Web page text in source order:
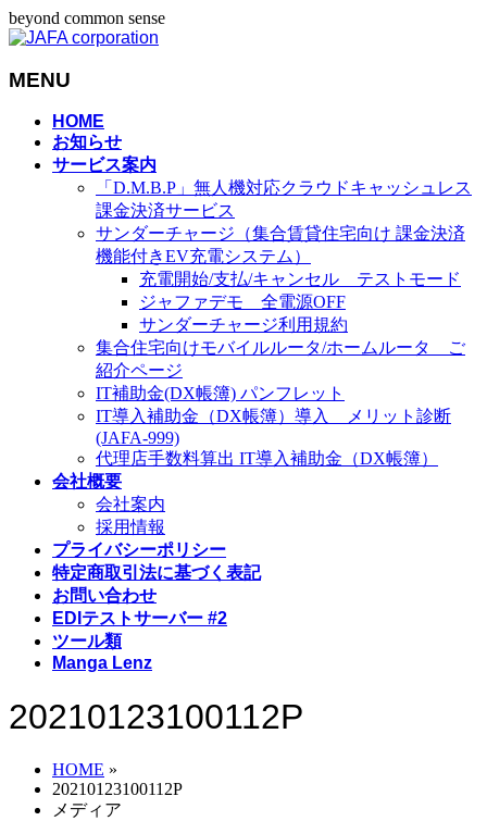
beyond common sense
MENU
HOME
お知らせ
サービス案内
「D.M.B.P」無人機対応クラウドキャッシュレス
課金決済サービス
サンダーチャージ（集合賃貸住宅向け 課金決済
機能付きEV充電システム）
充電開始/支払/キャンセル テストモード
ジャファデモ 全電源OFF
サンダーチャージ利用規約
集合住宅向けモバイルルータ/ホームルータ ご
紹介ページ
IT補助金(DX帳簿) パンフレット
IT導入補助金（DX帳簿）導入 メリット診断
(JAFA-999)
代理店手数料算出 IT導入補助金（DX帳簿）
会社概要
会社案内
採用情報
プライバシーポリシー
特定商取引法に基づく表記
お問い合わせ
EDIテストサーバー #2
ツール類
Manga Lenz
20210123100112P
HOME »
20210123100112P
メディア